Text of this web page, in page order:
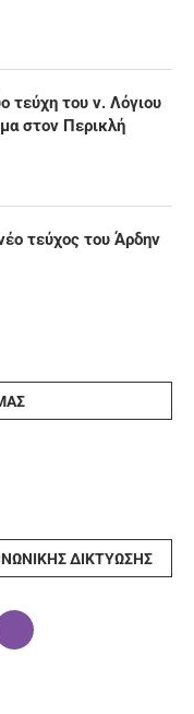
τεύχη του ν. Λόγιου
στον Περικλή
τεύχος του Άρδην
ΔΙΚΤΎΩΣΗΣ